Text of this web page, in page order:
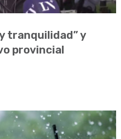
tranquilidad” y
provincial